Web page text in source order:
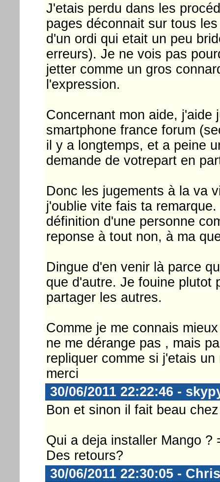
J'etais perdu dans les
pages déconnait sur tous
d'un ordi qui etait un peu
erreurs). Je ne vois pas
jetter comme un gros
l'expression.
Concernant mon aide, j'aide
smartphone france forum
il y a longtemps, et a peine
demande de votrepart en
Donc les jugements à la va
j'oublie vite fais ta
définition d'une personne
reponse à tout non, à ma
Dingue d'en venir là parce
que d'autre. Je fouine plutot
partager les autres.
Comme je me connais
ne me dérange pas , mais
repliquer comme si j'etais un
merci
30/06/2011 22:22:46 -
Bon et sinon il fait beau
Qui a deja installer Mango ?
Des retours?
30/06/2011 22:30:05 -